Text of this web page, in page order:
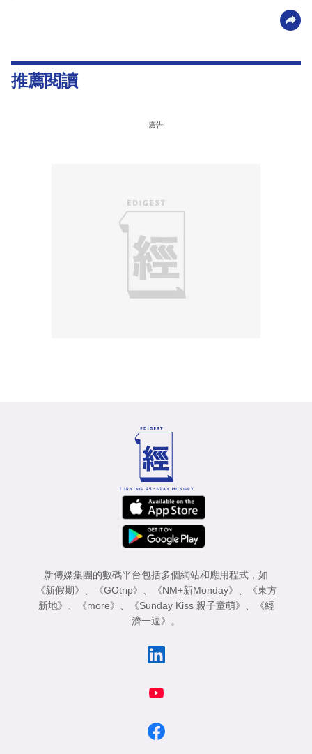
推薦閱讀
廣告
新傳媒集團的數碼平台包括多個網站和應用程式，如
《新假期》
《GOtrip》 《NM+新Monday》
《東方
新地》
《more》 《Sunday Kiss 親子童萌》
《經
濟一週》
。